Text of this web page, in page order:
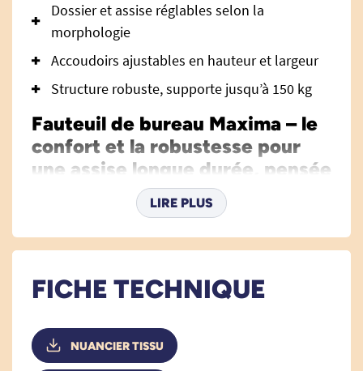
Dossier et assise réglables selon la
morphologie
Accoudoirs ajustables en hauteur et largeur
Structure robuste, supporte jusqu’à 150 kg
Fauteuil de bureau Maxima – le
confort et la robustesse pour
une assise longue durée, pensée
pour tous les environnements
professionnels
Lefauteuil de bureau Maximaest une solution
besoins des utilisateurs qui passent de
de surveillance, open-space, ou tout
environnement professionnel nécessitant des
LIRE PLUS
FICHE TECHNIQUE
NUANCIER TISSU